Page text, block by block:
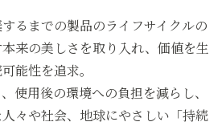
るまでの製品のライフサイクルの
来の美しさを取り入れ、価値を生
能性を追求。
使用後の環境への負担を減らし、
々や社会、 地球にやさしい「持続